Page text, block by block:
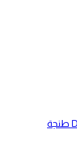
فطور عائلي رمضاني بامتياز في مقهى Dynastie طنجة